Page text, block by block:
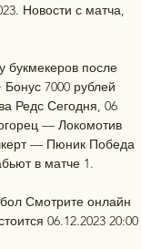
Новости с матча,
букмекеров после
7000 рублей
Редс Сегодня, 06
— Локомотив
— Пюник Победа
в матче 1.
Смотрите онлайн
06.12.2023 20:00